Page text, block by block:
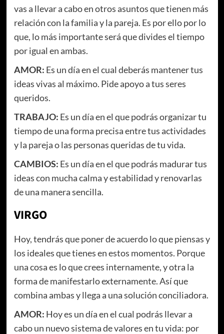
vas a llevar a cabo en otros asuntos que tienen más
relación con la familia y la pareja. Es por ello por lo
que, lo más importante será que divides el tiempo
por igual en ambas.
AMOR: Es un día en el cual deberás mantener tus
ideas vivas al máximo. Pide apoyo a tus seres
queridos.
TRABAJO: Es un día en el que podrás organizar tu
tiempo de una forma precisa entre tus actividades
y la pareja o las personas queridas de tu vida.
CAMBIOS: Es un día en el que podrás madurar tus
ideas con mucha calma y estabilidad y renovarlas
de una manera sencilla.
VIRGO
Hoy, tendrás que poner de acuerdo lo que piensas y
los ideales que tienes en estos momentos. Porque
una cosa es lo que crees internamente, y otra la
forma de manifestarlo externamente. Así que
combina ambas y llega a una solución conciliadora.
AMOR: Hoy es un día en el cual podrás llevar a
cabo un nuevo sistema de valores en tu vida: por